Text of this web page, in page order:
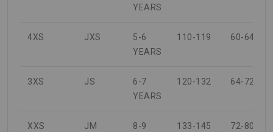
YEARS
4XS JXS
5-6
YEARS
110-119 60-64
3XS JS
6-7
YEARS
120-132 64-72
XXS JM
8-9
133-145 72-80